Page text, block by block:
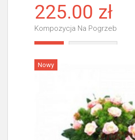
225.00 zł
Kompozycja Na Pogrzeb
Nowy